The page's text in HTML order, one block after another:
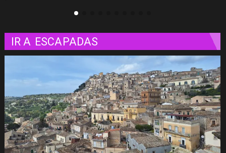
IR A ESCAPADAS